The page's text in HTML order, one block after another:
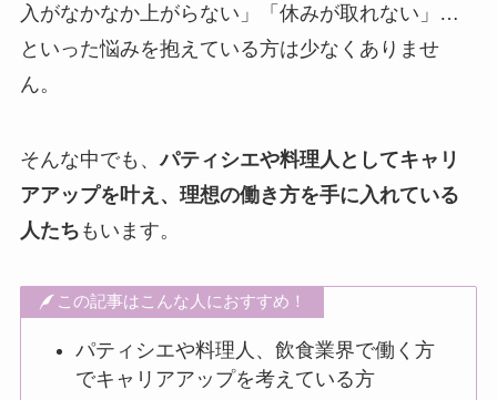
入がなかなか上がらない」「休みが取れない」…
といった悩みを抱えている方は少なくありませ
ん。
そんな中でも、パティシエや料理人としてキャリ
アアップを叶え、理想の働き方を手に入れている
人たち もいます。
この記事はこんな人におすすめ！
パティシエや料理人、飲食業界で働く方
でキャリアアップを考えている方